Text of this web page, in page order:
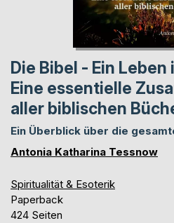
Die Bibel - Ein
Eine essentielle
aller biblischen
Ein Überblick über die
Antonia Katharina Tessnow
Spiritualität & Esoterik
Paperback
424 Seiten